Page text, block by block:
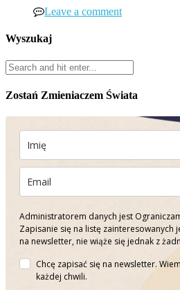
Leave a comment
Wyszukaj
Zostań Zmieniaczem Świata
Administratorem danych jest
Zapisanie się na listę zainteresowanych
na newsletter, nie wiąże się jednak z
Chcę zapisać się na newsletter.
każdej chwili.